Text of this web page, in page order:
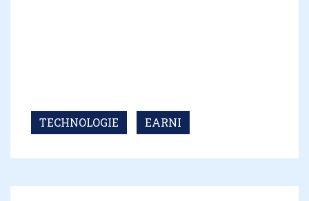
TECHNOLOGIE EARNI